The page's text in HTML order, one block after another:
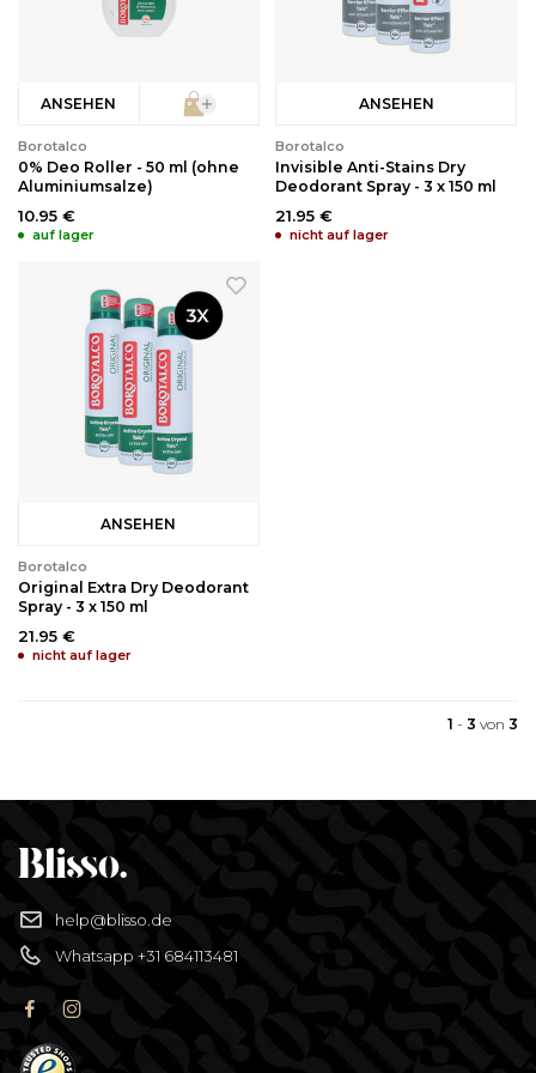
Haarentfernung
Andere
ANSEHEN
Borotalco
0% Deo Roller - 50 ml (ohne
Aluminiumsalze)
10.95 €
auf lager
ANSEHEN
Borotalco
Invisible Anti-Stains Dry
Deodorant Spray - 3 x 150 ml
21.95 €
nicht auf lager
ANSEHEN
Borotalco
Original Extra Dry Deodorant
Spray - 3 x 150 ml
21.95 €
nicht auf lager
1 - 3 von 3
help@blisso.de
Whatsapp +31 684113481